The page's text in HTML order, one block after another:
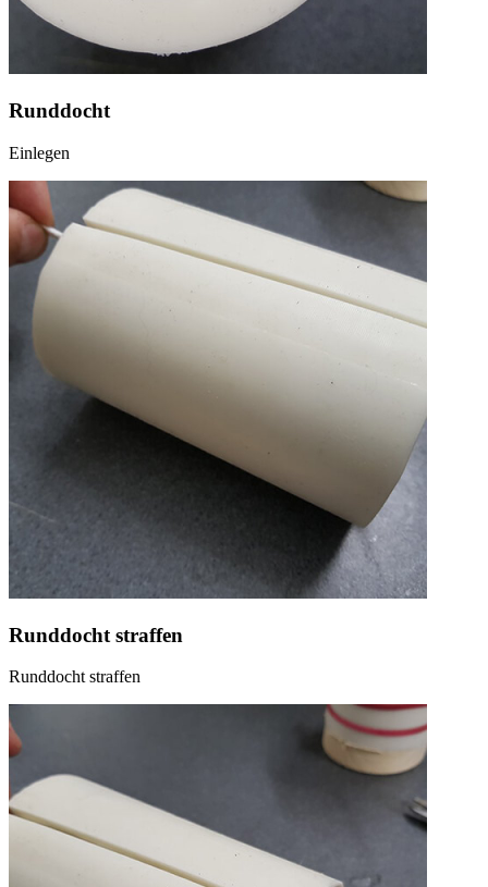
Runddocht
Einlegen
Runddocht straffen
Runddocht straffen